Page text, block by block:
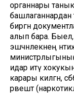
органнары
башлаганнардан
биргән
алып бара. Быел,
эшчәнлекнең
министрлыгының
идарә итү
карары килгән,
рәвештә